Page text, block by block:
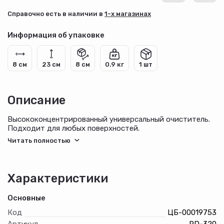
Cправочно есть в наличии в 1-х магазинах
Информация об упаковке
8 см 23 см 8 см 0.9 кг 1 шт
Описание
Высококонцентрированный универсальный очиститель.
Подходит для любых поверхностей.
следы от обуви, накипь, граффити.
Способ применения:
Перед использованием на алюминиевых окрашенных
Характеристики
Основные
Код
ЦБ-00019753